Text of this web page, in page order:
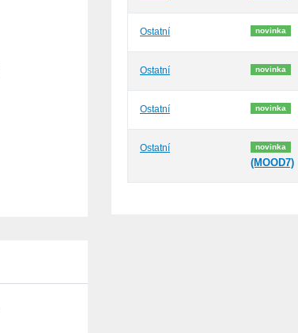
Ostatní novinka
Ostatní novinka
Ostatní novinka
Ostatní novinka
(MOOD7)